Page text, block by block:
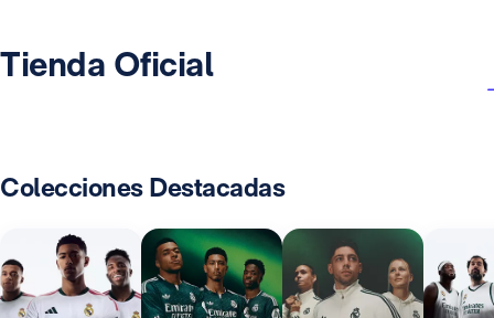
Tienda Oficial
Colecciones Destacadas